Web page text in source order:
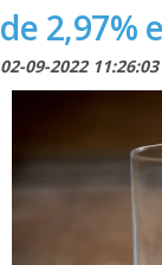
de 2,97%
02-09-2022 11:26:03